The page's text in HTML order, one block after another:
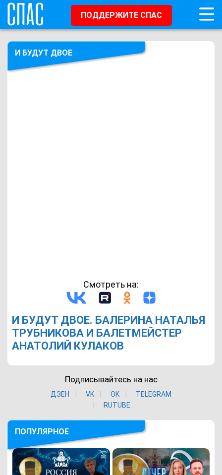
ПОДДЕРЖИТЕ СПАС
И БУДУТ ДВОЕ
Смотреть на:
И БУДУТ ДВОЕ. БАЛЕРИНА НАТАЛЬЯ
ТРУБНИКОВА И БАЛЕТМЕЙСТЕР
АНАТОЛИЙ КУЛАКОВ
Подписывайтесь на нас
ДЗЕН VK ОK
TELEGRAM
RUTUBE
ПОПУЛЯРНОЕ